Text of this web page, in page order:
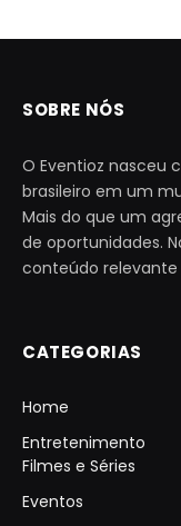
SOBRE NÓS
O Eventioz nasceu
brasileiro em um
Mais do que um
de oportunidades.
conteúdo
CATEGORIAS
Home
Entretenimento
Filmes e Séries
Eventos